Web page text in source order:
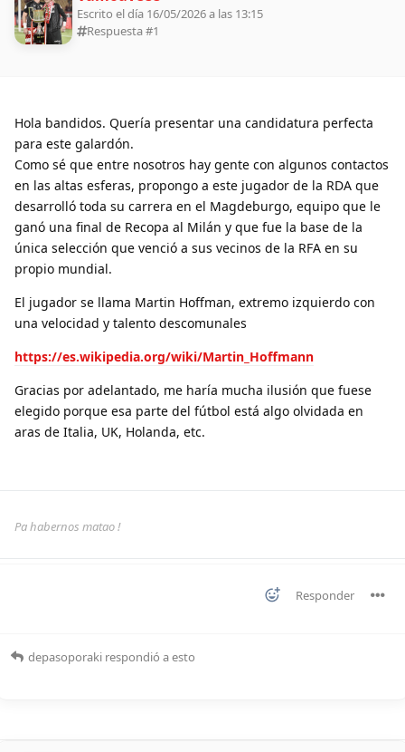
Escrito el día 16/05/2026 a las 13:15
Respuesta #1
Hola bandidos. Quería presentar una candidatura perfecta
para este galardón.
Como sé que entre nosotros hay gente con algunos contactos
en las altas esferas, propongo a este jugador de la RDA que
desarrolló toda su carrera en el Magdeburgo, equipo que le
ganó una final de Recopa al Milán y que fue la base de la
única selección que venció a sus vecinos de la RFA en su
propio mundial.
El jugador se llama Martin Hoffman, extremo izquierdo con
una velocidad y talento descomunales
https://es.wikipedia.org/wiki/Martin_Hoffmann
Gracias por adelantado, me haría mucha ilusión que fuese
elegido porque esa parte del fútbol está algo olvidada en
aras de Italia, UK, Holanda, etc.
Pa habernos matao !
Responder
depasoporaki respondió a esto